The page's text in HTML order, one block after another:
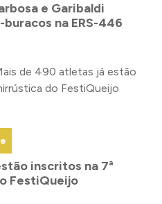
e Garibaldi
na ERS-446
inscritos na 7ª
FestiQueijo